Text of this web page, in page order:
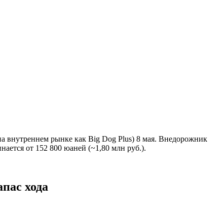
внутреннем рынке как Big Dog Plus) 8 мая. Внедорожник
от 152 800 юаней (~1,80 млн руб.).
хода